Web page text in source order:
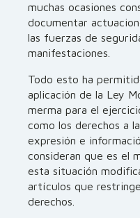
muchas ocasiones
documentar
las fuerzas de
manifestaciones.
Todo esto ha
aplicación de la Ley
merma para el
como los derechos a
expresión e
consideran que es el
esta situación
artículos que
derechos.